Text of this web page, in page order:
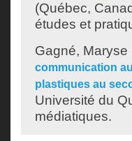
(Québec,
études et
Gagné, Maryse
communication
plastiques au
Université du
médiatiques.